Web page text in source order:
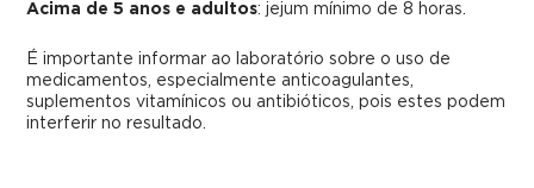
Acima de 5 anos e adultos: jejum mínimo de 8 horas.
É importante informar ao laboratório sobre o uso de
medicamentos, especialmente anticoagulantes,
suplementos vitamínicos ou antibióticos, pois estes podem
interferir no resultado.